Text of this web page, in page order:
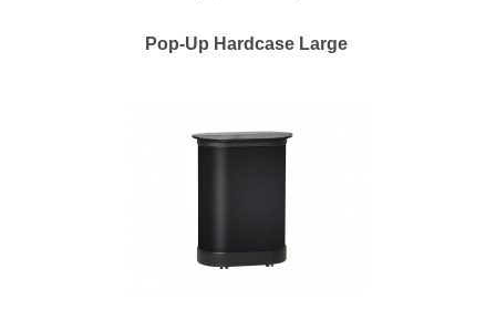
Pop-Up Hardcase Large